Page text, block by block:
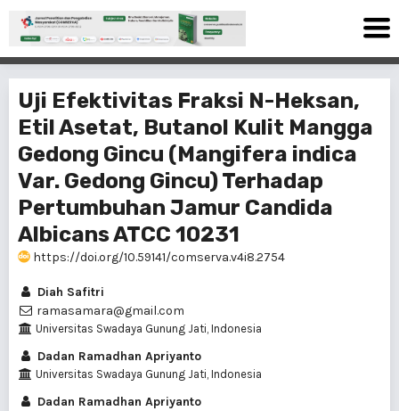
Uji Efektivitas Fraksi N-Heksan,
Etil Asetat, Butanol Kulit Mangga
Gedong Gincu (Mangifera indica
Var. Gedong Gincu) Terhadap
Pertumbuhan Jamur Candida
Albicans ATCC 10231
https://doi.org/10.59141/comserva.v4i8.2754
Diah Safitri
ramasamara@gmail.com
Universitas Swadaya Gunung Jati, Indonesia
Dadan Ramadhan Apriyanto
Universitas Swadaya Gunung Jati, Indonesia
Dadan Ramadhan Apriyanto